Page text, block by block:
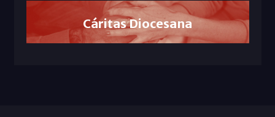
Cáritas Diocesana